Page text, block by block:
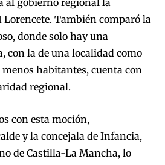
También comparó la
donde solo hay una
con la de una localidad como
menos habitantes, cuenta con
regional.
con esta moción,
y la concejala de Infancia,
de Castilla-La Mancha, lo